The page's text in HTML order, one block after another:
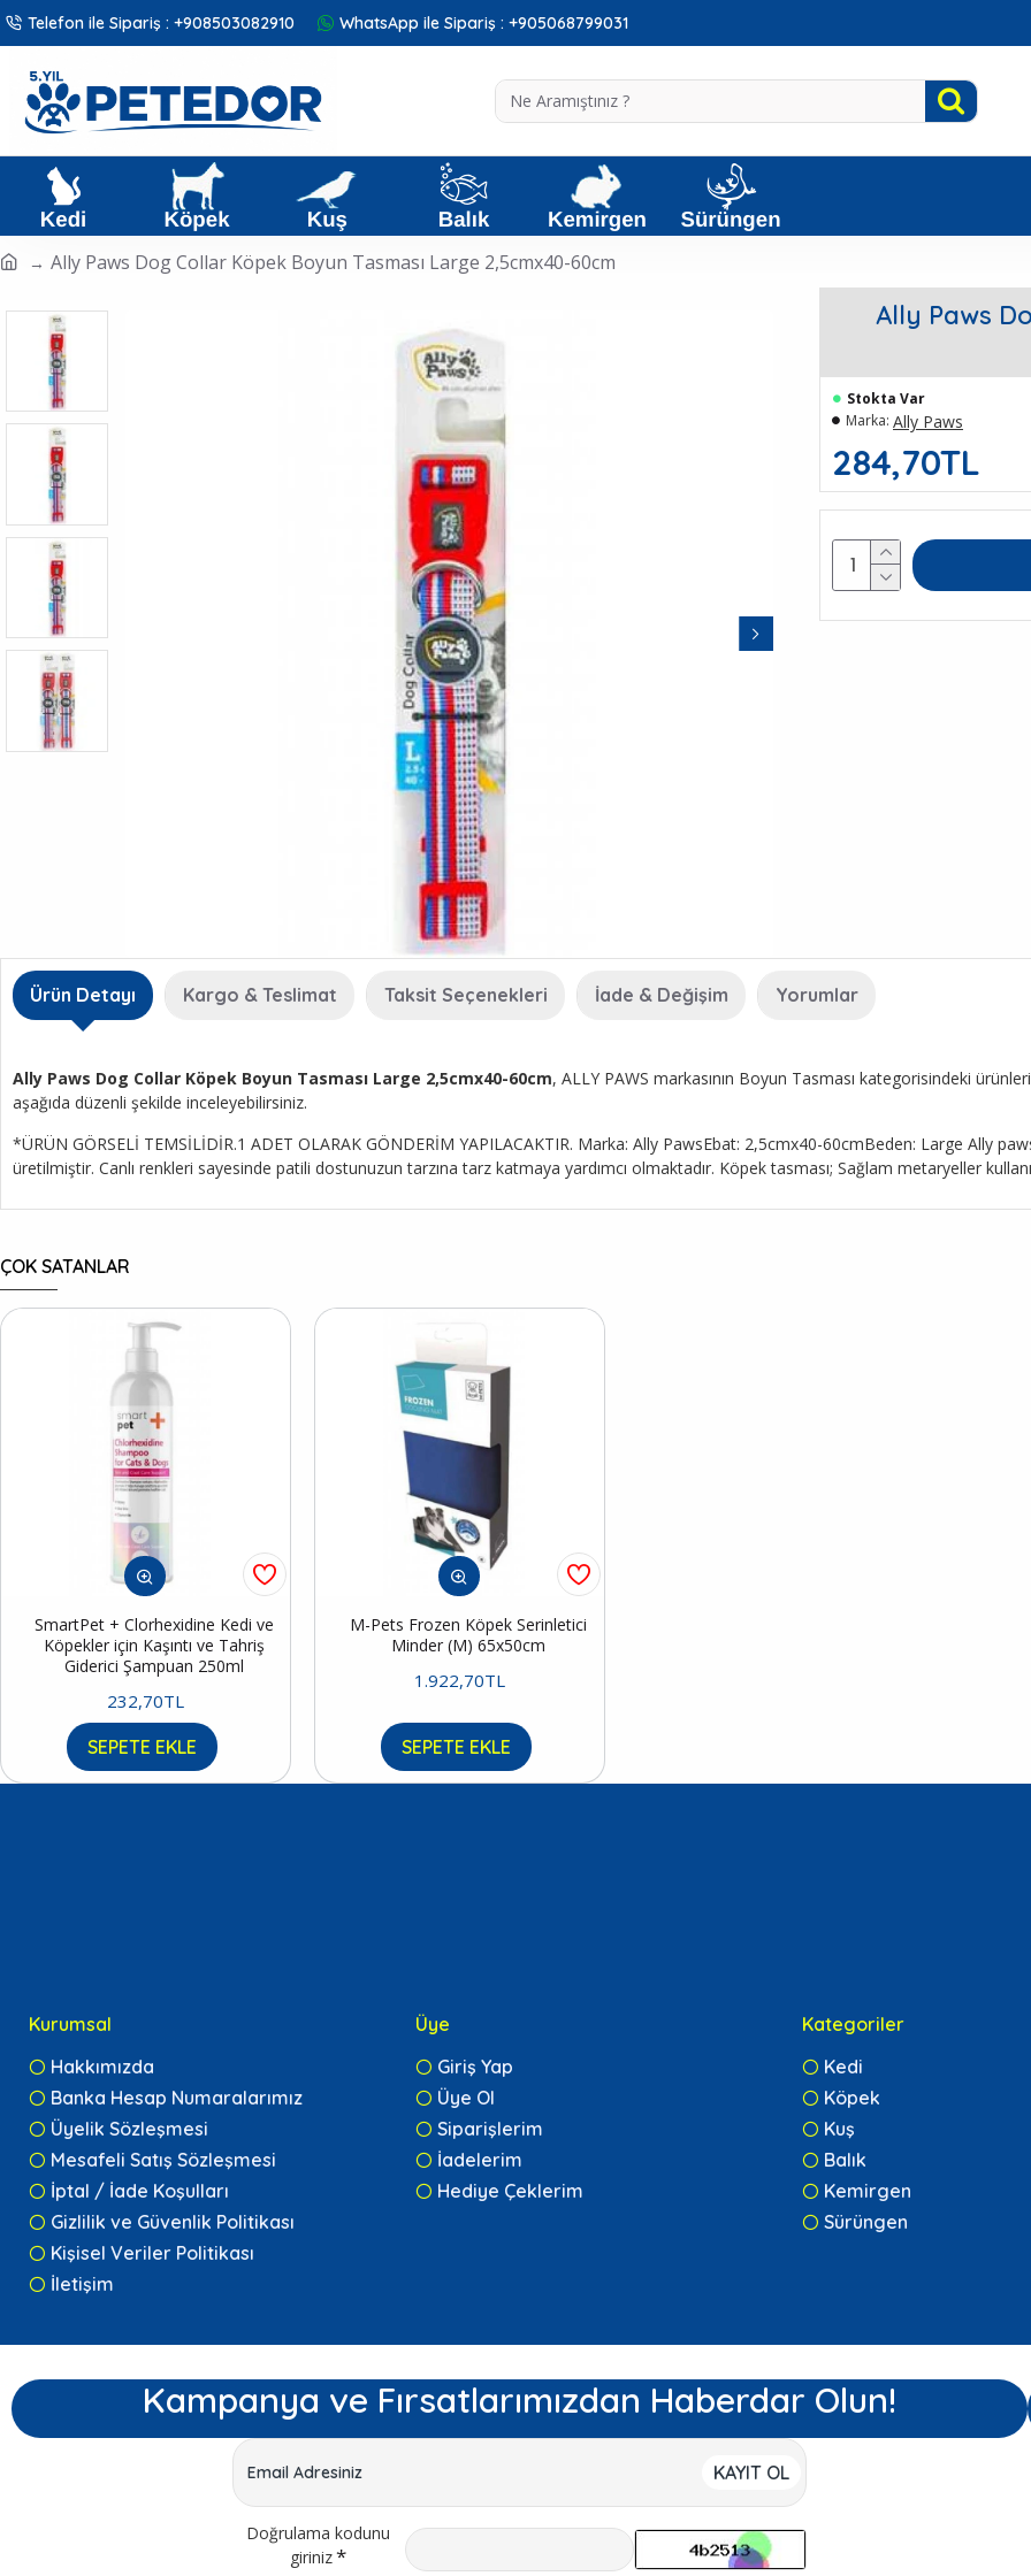
Telefon ile Sipariş : +908503082910 WhatsApp ile Sipariş : +905068799031
Ally Paws Dog Collar Köpek Boyun Tasması Large 2,5cmx40-60cm
Ally Paws
284,70TL
Stokta Var
Marka: Ally Paws
Ürün Detayı Kargo & Teslimat Taksit Seçenekleri İade & Değişim Yorumlar
Ally Paws Dog Collar Köpek Boyun Tasması Large 2,5cmx40-60cm, ALLY PAWS markasının Boyun Tasması kategorisindeki
aşağıda düzenli şekilde inceleyebilirsiniz.
*ÜRÜN GÖRSELİ TEMSİLİDİR.1 ADET OLARAK GÖNDERİM YAPILACAKTIR. Marka: Ally PawsEbat: 2,5cmx40-60cmBeden: Large Ally
üretilmiştir. Canlı renkleri sayesinde patili dostunuzun tarzına tarz katmaya yardımcı olmaktadır. Köpek tasması; Sağlam metaryeller
ÇOK SATANLAR
SmartPet + Clorhexidine Kedi ve
Köpekler için Kaşıntı ve Tahriş
Giderici Şampuan 250ml
232,70TL
SEPETE EKLE
M-Pets Frozen Köpek Serinletici
Minder (M) 65x50cm
1.922,70TL
SEPETE EKLE
Kurumsal
Hakkımızda
Banka Hesap Numaralarımız
Üyelik Sözleşmesi
Mesafeli Satış Sözleşmesi
İptal / İade Koşulları
Gizlilik ve Güvenlik Politikası
Kişisel Veriler Politikası
İletişim
Üye
Giriş Yap
Üye Ol
Siparişlerim
İadelerim
Hediye Çeklerim
Kategoriler
Kedi
Köpek
Kuş
Balık
Kemirgen
Sürüngen
Kampanya ve Fırsatlarımızdan Haberdar Olun!
KAYIT OL
Doğrulama kodunu
giriniz